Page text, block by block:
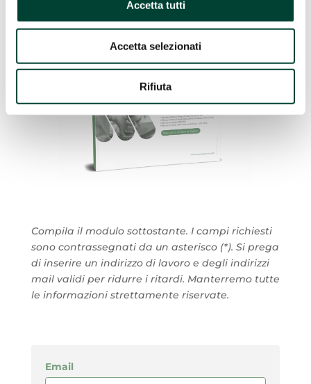
Accetta tutti
Accetta selezionati
Rifiuta
Compila il modulo sottostante. I campi richiesti
sono contrassegnati da un asterisco (*). Si prega
di inserire un indirizzo di lavoro e degli indirizzi
mail validi per ridurre i ritardi. Manterremo tutte
le informazioni strettamente riservate.
Email